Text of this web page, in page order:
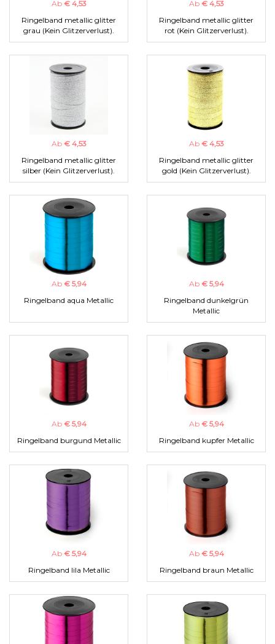
Ab € 4,53
Ringelband metallic glitter
grau (Kein Glitzerverlust).
Ab € 4,53
Ringelband metallic glitter
rot (Kein Glitzerverlust).
Ab € 4,53
Ringelband metallic glitter
silber (Kein Glitzerverlust).
Ab € 4,53
Ringelband metallic glitter
gold (Kein Glitzerverlust).
Ab € 5,94
Ringelband aqua Metallic
Ab € 5,94
Ringelband dunkelgrün
Metallic
Ab € 5,94
Ringelband burgund Metallic
Ab € 5,94
Ringelband kupfer Metallic
Ab € 5,94
Ringelband lila Metallic
Ab € 5,94
Ringelband braun Metallic